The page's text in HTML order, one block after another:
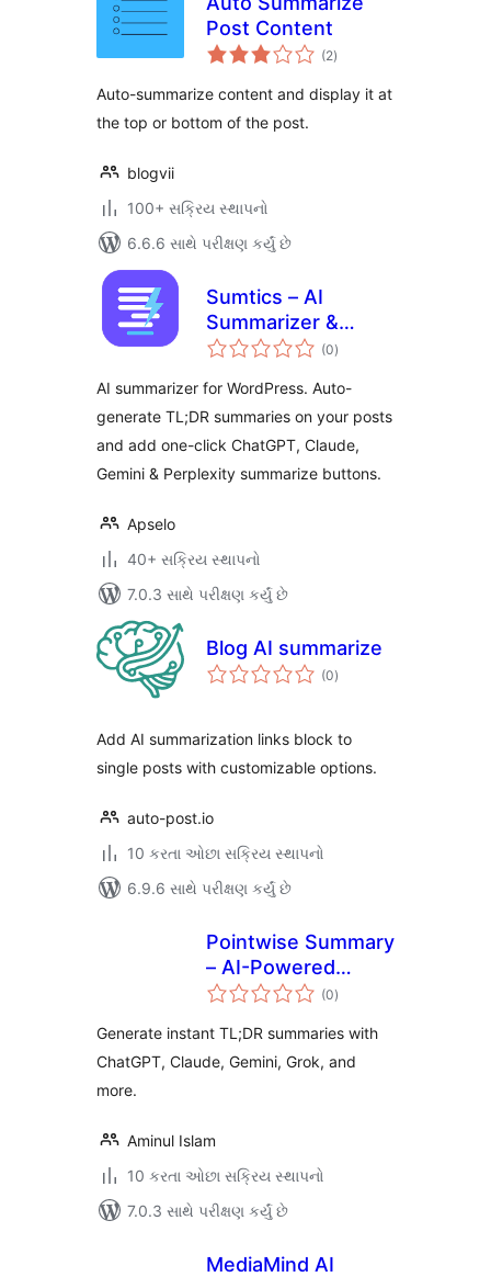
Post Content
(2કુલ
રેટિંગ્સ
)
Auto-summarize content and display it at
the top or bottom of the post.
blogvii
100+ સક્રિય સ્થાપનો
6.6.6 સાથે પરીક્ષણ કર્યું છે
Sumtics – AI
Summarizer &
TL;DR Generator
(0કુલ
રેટિંગ્સ
)
AI summarizer for WordPress. Auto-
generate TL;DR summaries on your posts
and add one-click ChatGPT, Claude,
Gemini & Perplexity summarize buttons.
Apselo
40+ સક્રિય સ્થાપનો
7.0.3 સાથે પરીક્ષણ કર્યું છે
Blog AI summarize
(0કુલ
રેટિંગ્સ
)
Add AI summarization links block to
single posts with customizable options.
auto-post.io
10 કરતા ઓછા સક્રિય સ્થાપનો
6.9.6 સાથે પરીક્ષણ કર્યું છે
Pointwise Summary
– AI-Powered
TLDR, AI
Sharing
(0કુલ
રેટિંગ્સ
)
Generate instant TL;DR summaries with
ChatGPT, Claude, Gemini, Grok, and
more.
Aminul Islam
10 કરતા ઓછા સક્રિય સ્થાપનો
7.0.3 સાથે પરીક્ષણ કર્યું છે
MediaMind AI